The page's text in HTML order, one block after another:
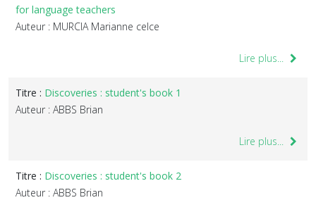
for language teachers
Auteur : MURCIA Marianne celce
Lire plus...
Titre : Discoveries : student's book 1
Auteur : ABBS Brian
Lire plus...
Titre : Discoveries : student's book 2
Auteur : ABBS Brian